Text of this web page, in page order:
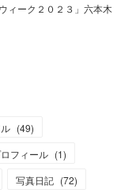
ィーク２０２３」六本木
(49)
フィール (1)
写真日記 (72)